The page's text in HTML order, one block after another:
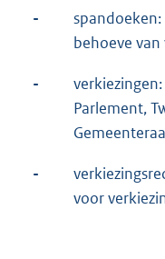
-
behoeve van
-
Parlement,
-
voor